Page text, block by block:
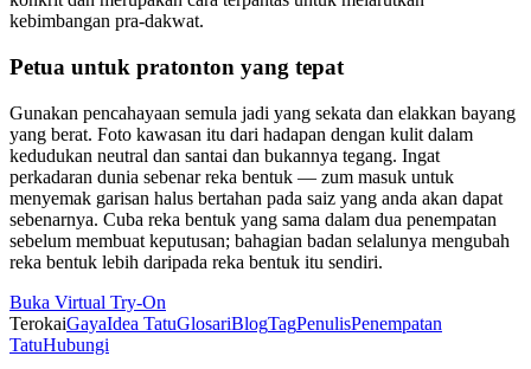
kebimbangan pra-dakwat.
Petua untuk pratonton yang tepat
Gunakan pencahayaan semula jadi yang sekata dan elakkan bayang
yang berat. Foto kawasan itu dari hadapan dengan kulit dalam
kedudukan neutral dan santai dan bukannya tegang. Ingat
perkadaran dunia sebenar reka bentuk — zum masuk untuk
menyemak garisan halus bertahan pada saiz yang anda akan dapat
sebenarnya. Cuba reka bentuk yang sama dalam dua penempatan
sebelum membuat keputusan; bahagian badan selalunya mengubah
reka bentuk lebih daripada reka bentuk itu sendiri.
Buka Virtual Try-On
TerokaiGayaIdea TatuGlosariBlogTagPenulisPenempatan
TatuHubungi